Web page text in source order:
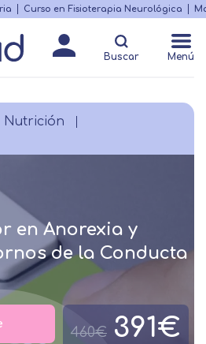
Skip
main
content
Curso en Fisioterapia Neurológica
Buscar Menú
Nutrición
en Anorexia y
de la Conducta
460€ 391€